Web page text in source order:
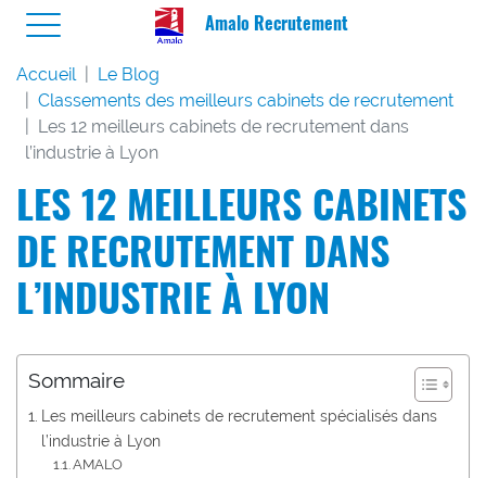
Amalo Recrutement
Accueil
Le Blog
Classements des meilleurs cabinets de recrutement
Les 12 meilleurs cabinets de recrutement dans
l’industrie à Lyon
LES 12 MEILLEURS CABINETS
DE RECRUTEMENT DANS
L’INDUSTRIE À LYON
Sommaire
Les meilleurs cabinets de recrutement spécialisés dans
l’industrie à Lyon
AMALO